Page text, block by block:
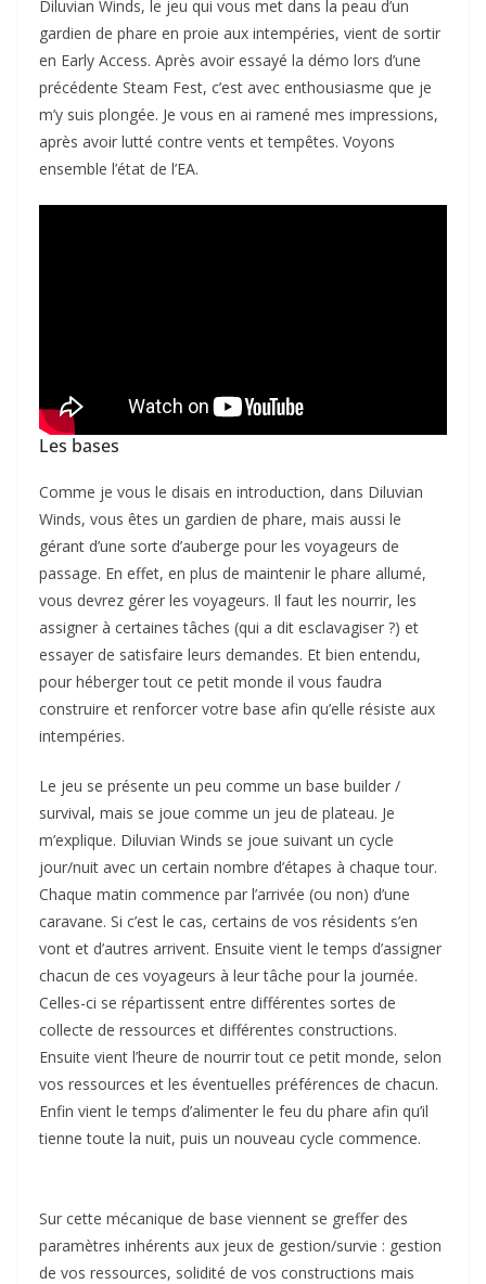
Diluvian Winds, le jeu qui vous met dans la peau d’un
gardien de phare en proie aux intempéries, vient de sortir
en Early Access. Après avoir essayé la démo lors d’une
précédente Steam Fest, c’est avec enthousiasme que je
m’y suis plongée. Je vous en ai ramené mes impressions,
après avoir lutté contre vents et tempêtes. Voyons
ensemble l’état de l’EA.
Les bases
Comme je vous le disais en introduction, dans Diluvian
Winds, vous êtes un gardien de phare, mais aussi le
gérant d’une sorte d’auberge pour les voyageurs de
passage. En effet, en plus de maintenir le phare allumé,
vous devrez gérer les voyageurs. Il faut les nourrir, les
assigner à certaines tâches (qui a dit esclavagiser ?) et
essayer de satisfaire leurs demandes. Et bien entendu,
pour héberger tout ce petit monde il vous faudra
construire et renforcer votre base afin qu’elle résiste aux
intempéries.
Le jeu se présente un peu comme un base builder /
survival, mais se joue comme un jeu de plateau. Je
m’explique. Diluvian Winds se joue suivant un cycle
jour/nuit avec un certain nombre d’étapes à chaque tour.
Chaque matin commence par l’arrivée (ou non) d’une
caravane. Si c’est le cas, certains de vos résidents s’en
vont et d’autres arrivent. Ensuite vient le temps d’assigner
chacun de ces voyageurs à leur tâche pour la journée.
Celles-ci se répartissent entre différentes sortes de
collecte de ressources et différentes constructions.
Ensuite vient l’heure de nourrir tout ce petit monde, selon
vos ressources et les éventuelles préférences de chacun.
Enfin vient le temps d’alimenter le feu du phare afin qu’il
tienne toute la nuit, puis un nouveau cycle commence.
Sur cette mécanique de base viennent se greffer des
paramètres inhérents aux jeux de gestion/survie : gestion
de vos ressources, solidité de vos constructions mais